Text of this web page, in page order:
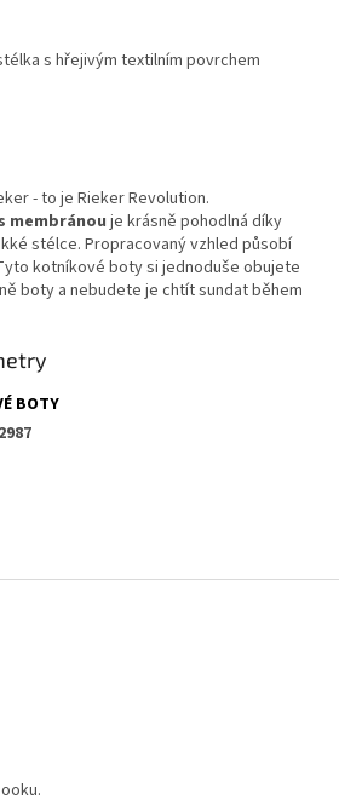
s hřejivým textilním povrchem
- to je Rieker Revolution.
s membránou je krásně pohodlná díky
stélce. Propracovaný vzhled působí
kotníkové boty si jednoduše obujete
boty a nebudete je chtít sundat během
BOTY